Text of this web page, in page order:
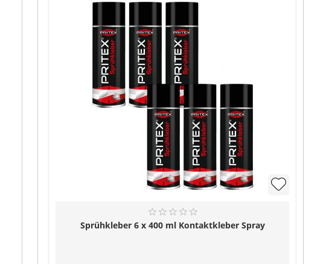
Sprühkleber 6 x 400 ml Kontaktkleber Spray